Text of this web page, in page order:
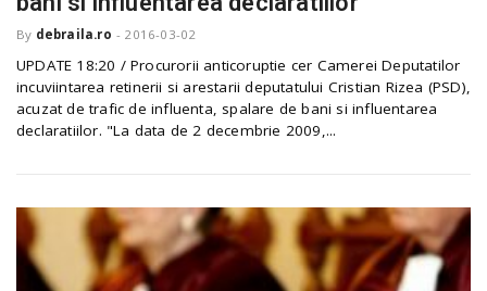
By debraila.ro - 2016-03-02
UPDATE 18:20 / Procurorii anticoruptie cer Camerei Deputatilor
incuviintarea retinerii si arestarii deputatului Cristian Rizea (PSD),
acuzat de trafic de influenta, spalare de bani si influentarea
declaratiilor. "La data de 2 decembrie 2009,...